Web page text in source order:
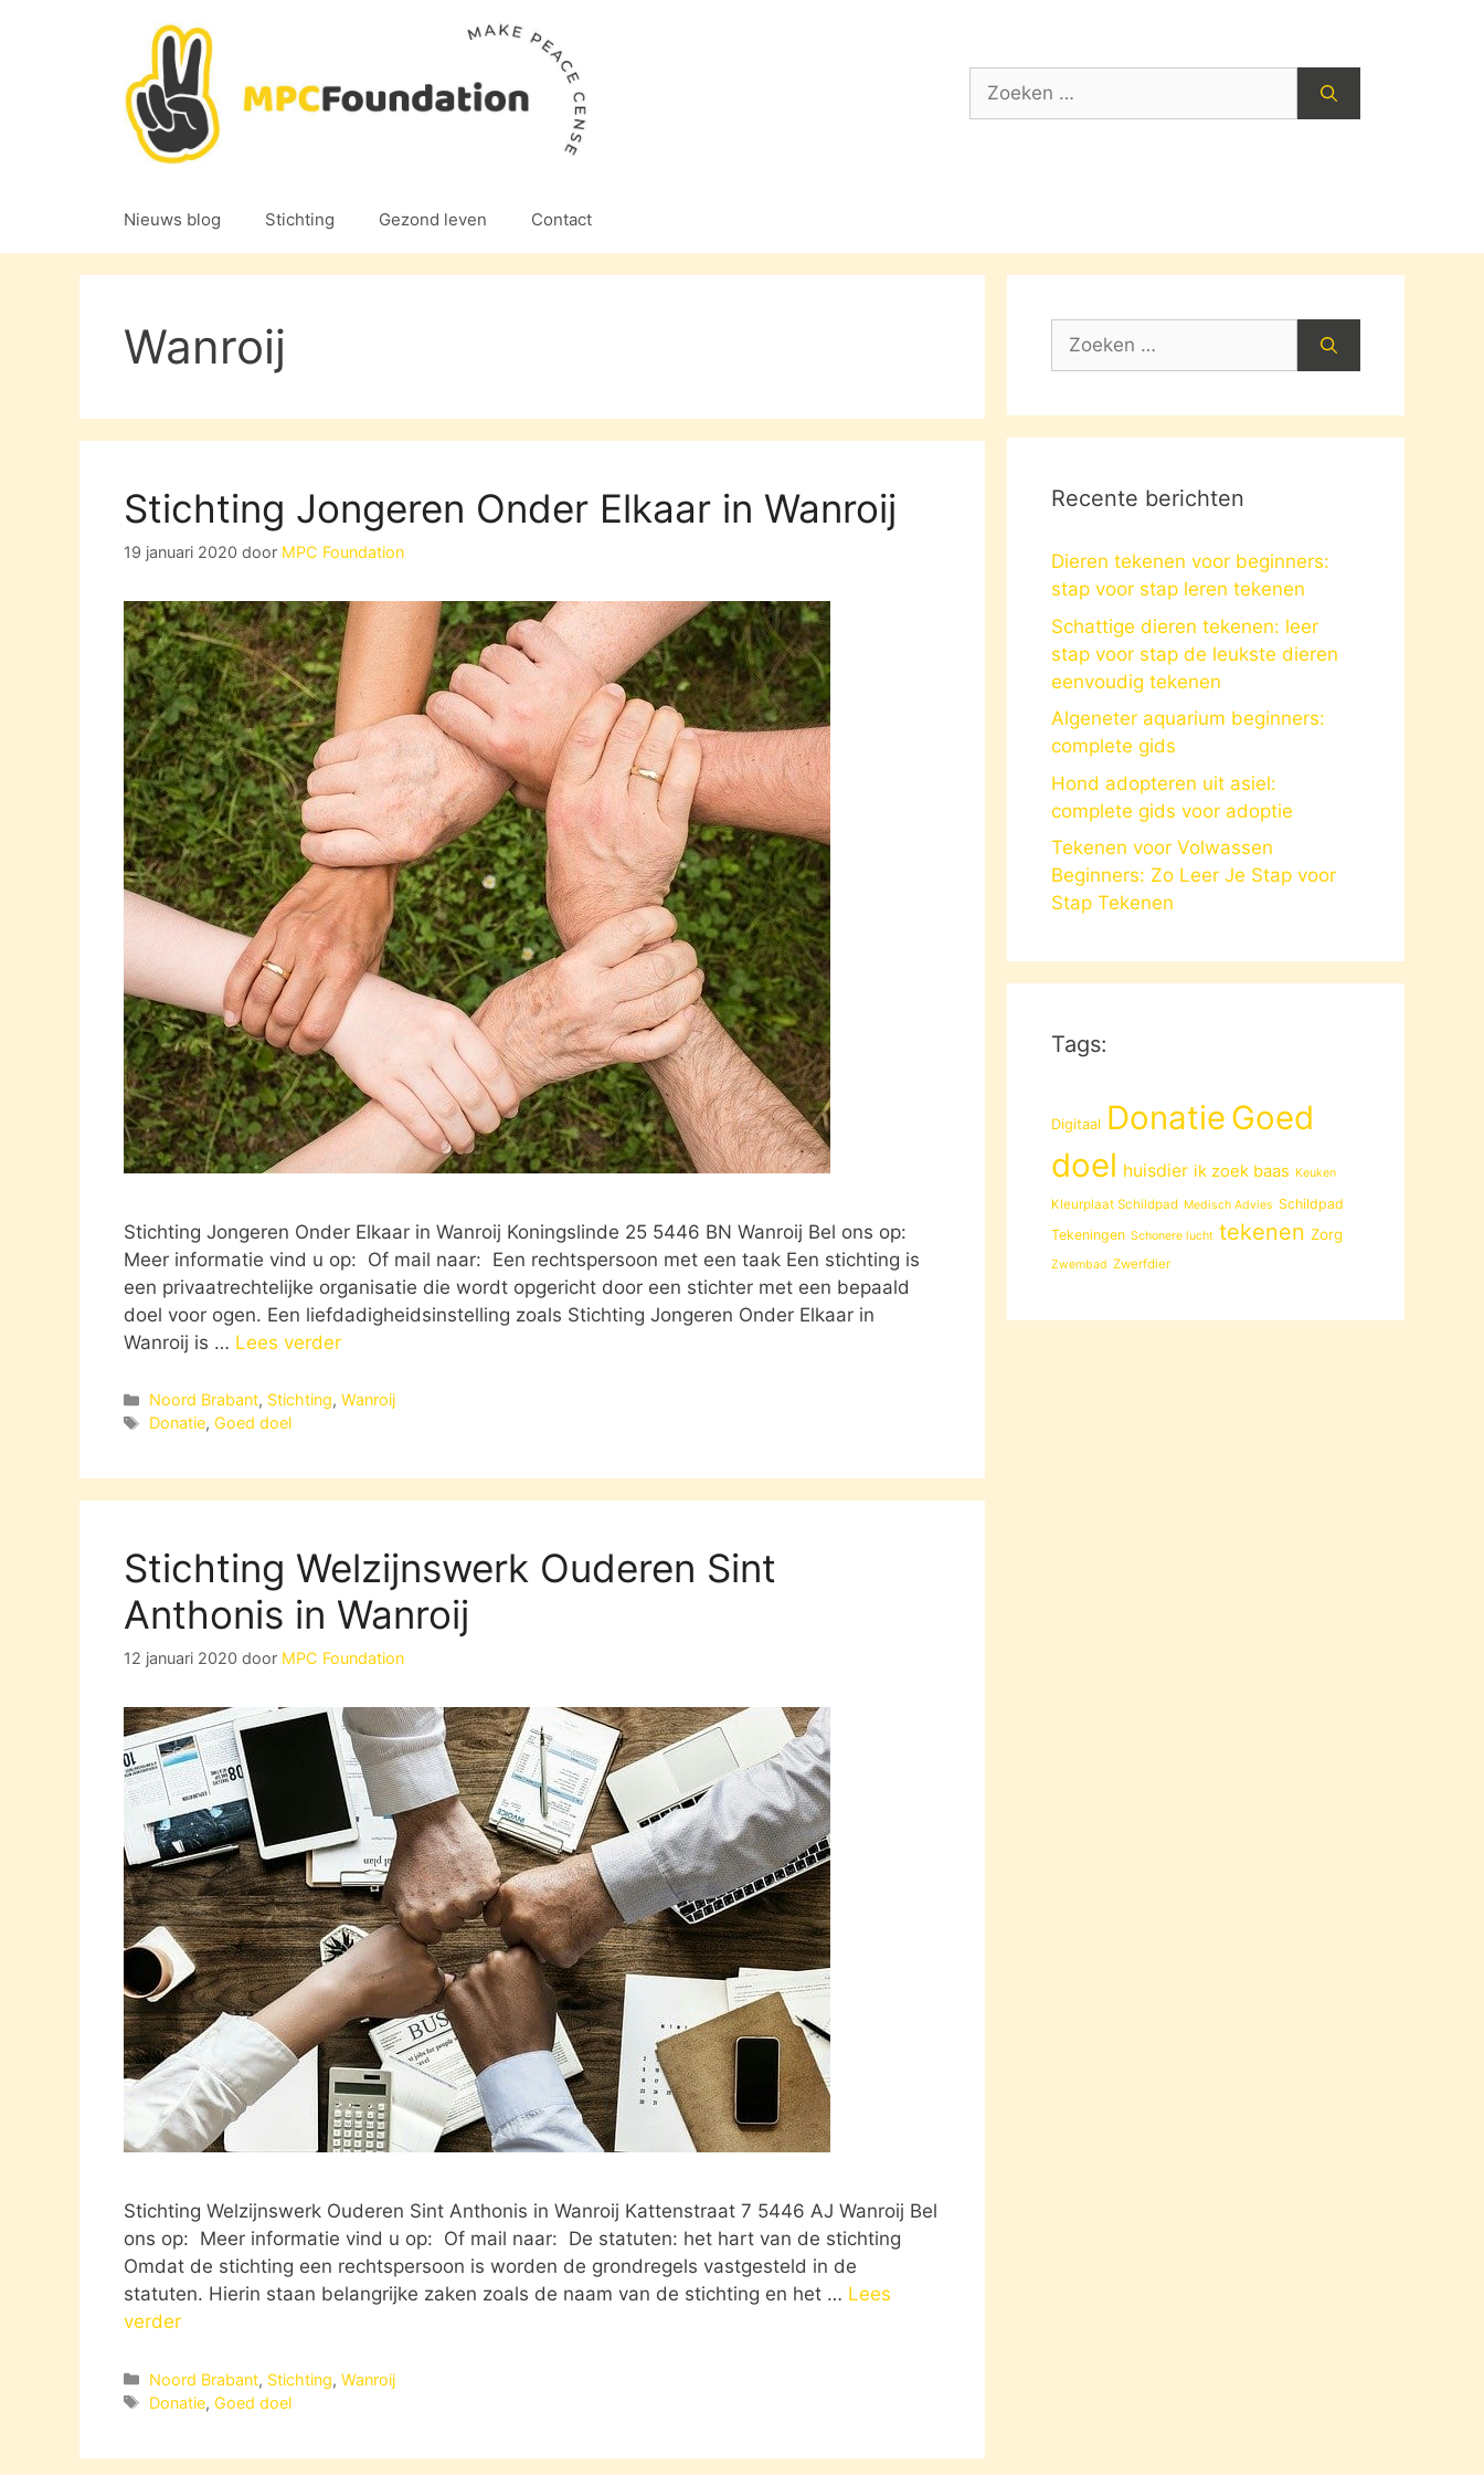
Zoek
Nieuws blog Stichting Gezond leven Contact
Wanroij
Stichting Jongeren Onder Elkaar in Wanroij
19 januari 2020 door MPC Foundation
Stichting Jongeren Onder Elkaar in Wanroij Koningslinde 25 5446 BN Wanroij Bel ons op:
Meer informatie vind u op: Of mail naar: Een rechtspersoon met een taak Een stichting is
een privaatrechtelijke organisatie die wordt opgericht door een stichter met een bepaald
doel voor ogen. Een liefdadigheidsinstelling zoals Stichting Jongeren Onder Elkaar in
Wanroij is … Lees verder
Categorieën
Noord Brabant, Stichting,Wanroij
Tags
Donatie,Goed doel
Stichting Welzijnswerk Ouderen Sint
Anthonis in Wanroij
12 januari 2020 door MPC Foundation
Stichting Welzijnswerk Ouderen Sint Anthonis in Wanroij Kattenstraat 7 5446 AJ Wanroij Bel
ons op: Meer informatie vind u op: Of mail naar: De statuten: het hart van de stichting
Omdat de stichting een rechtspersoon is worden de grondregels vastgesteld in de
statuten. Hierin staan belangrijke zaken zoals de naam van de stichting en het … Lees
verder
Categorieën
Noord Brabant, Stichting,Wanroij
Tags
Donatie,Goed doel
Zoek
Recente berichten
Dieren tekenen voor beginners:
stap voor stap leren tekenen
Schattige dieren tekenen: leer
stap voor stap de leukste dieren
eenvoudig tekenen
Algeneter aquarium beginners:
complete gids
Hond adopteren uit asiel:
complete gids voor adoptie
Tekenen voor Volwassen
Beginners: Zo Leer Je Stap voor
Stap Tekenen
Tags:
Digitaal Donatie Goed
doel huisdier ik zoek baas Keuken
Kleurplaat Schildpad Medisch Advies Schildpad
Tekeningen Schonere lucht tekenen Zorg
Zwembad Zwerfdier